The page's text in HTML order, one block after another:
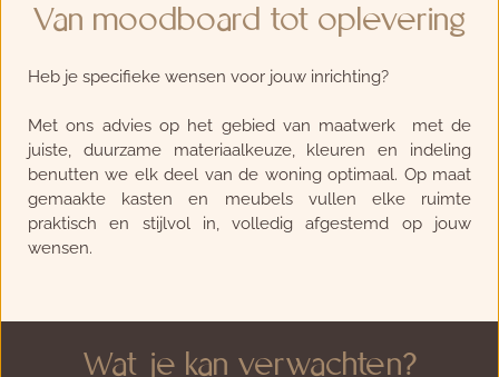
Van moodboard tot oplevering
Heb je specifieke wensen voor jouw inrichting?
Met ons advies op het gebied van maatwerk  met de
juiste, duurzame materiaalkeuze, kleuren en indeling
benutten we elk deel van de woning optimaal. Op maat
gemaakte kasten en meubels vullen elke ruimte
praktisch en stijlvol in, volledig afgestemd op jouw
wensen.
Wat je kan verwachten?